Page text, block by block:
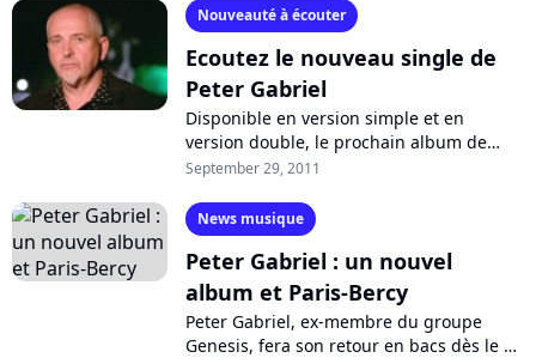
Nouveauté à écouter
Ecoutez le nouveau single de
Peter Gabriel
Disponible en version simple et en
version double, le prochain album de
Peter Gabriel, "New Blood", ne
nouveaux...
September 29, 2011
News musique
Peter Gabriel : un nouvel
album et Paris-Bercy
Peter Gabriel, ex-membre du groupe
Genesis, fera son retour en bacs dès le 15